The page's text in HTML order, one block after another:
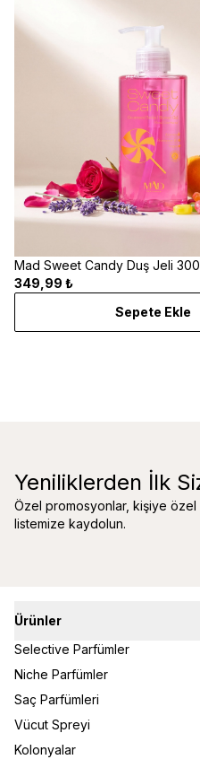
Mad Sweet Candy Duş Jeli
349,99 ₺
Sepete Ekle
Yeniliklerden İlk
Özel promosyonlar, kişiye
listemize kaydolun.
Ürünler
Selective Parfümler
Niche Parfümler
Saç Parfümleri
Vücut Spreyi
Kolonyalar